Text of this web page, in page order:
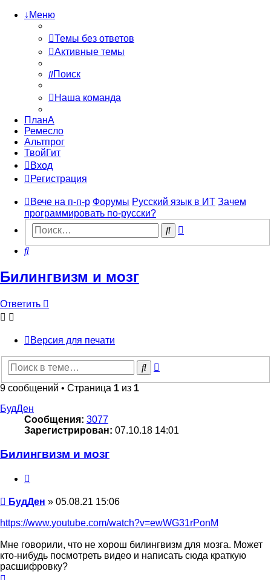
↓Меню
Темы без ответов
Активные темы
Поиск
Наша команда
ПланА
Ремесло
Альтпрог
ТвойГит
Вход
Регистрация
Вече на п-п-р Форумы Русский язык в ИТ Зачем
программировать по-русски?
Поиск
Поиск
Билингвизм и мозг
Ответить
Версия для печати
Поиск
9 сообщений • Страница 1 из 1
БудДен
Сообщения: 3077
Зарегистрирован: 07.10.18 14:01
Билингвизм и мозг
Сообщение
БудДен » 05.08.21 15:06
https://www.youtube.com/watch?v=ewWG31rPonM
Мне говорили, что не хорош билингвизм для мозга. Может
кто-нибудь посмотреть видео и написать сюда краткую
расшифровку?